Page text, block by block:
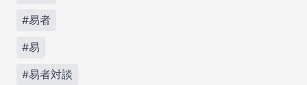
#易者
#易
#易者対談